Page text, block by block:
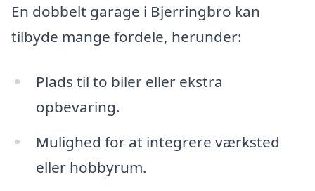
En dobbelt garage i Bjerringbro kan
tilbyde mange fordele, herunder:
Plads til to biler eller ekstra
opbevaring.
Mulighed for at integrere værksted
eller hobbyrum.